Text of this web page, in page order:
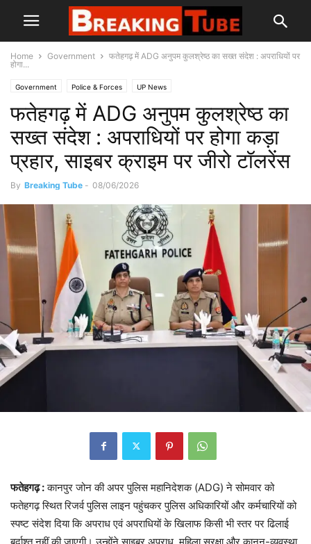
Home Government
फतेहगढ़ में ADG अनुपम कुलश्रेष्ठ का सख्त संदेश : अपराधियों पर
होगा...
Government Police & Forces UP News
फतेहगढ़ में ADG अनुपम कुलश्रेष्ठ का
सख्त संदेश : अपराधियों पर होगा कड़ा
प्रहार, साइबर क्राइम पर जीरो टॉलरेंस
By Breaking Tube - 08/06/2026
फतेहगढ़ :कानपुर जोन की अपर पुलिस महानिदेशक (ADG) ने सोमवार को
फतेहगढ़ स्थित रिजर्व पुलिस लाइन पहुंचकर पुलिस अधिकारियों और कर्मचारियों को
स्पष्ट संदेश दिया कि अपराध एवं अपराधियों के खिलाफ किसी भी स्तर पर ढिलाई
बर्दाश्त नहीं की जाएगी। उन्होंने साइबर अपराध, महिला सुरक्षा और कानून-व्यवस्था